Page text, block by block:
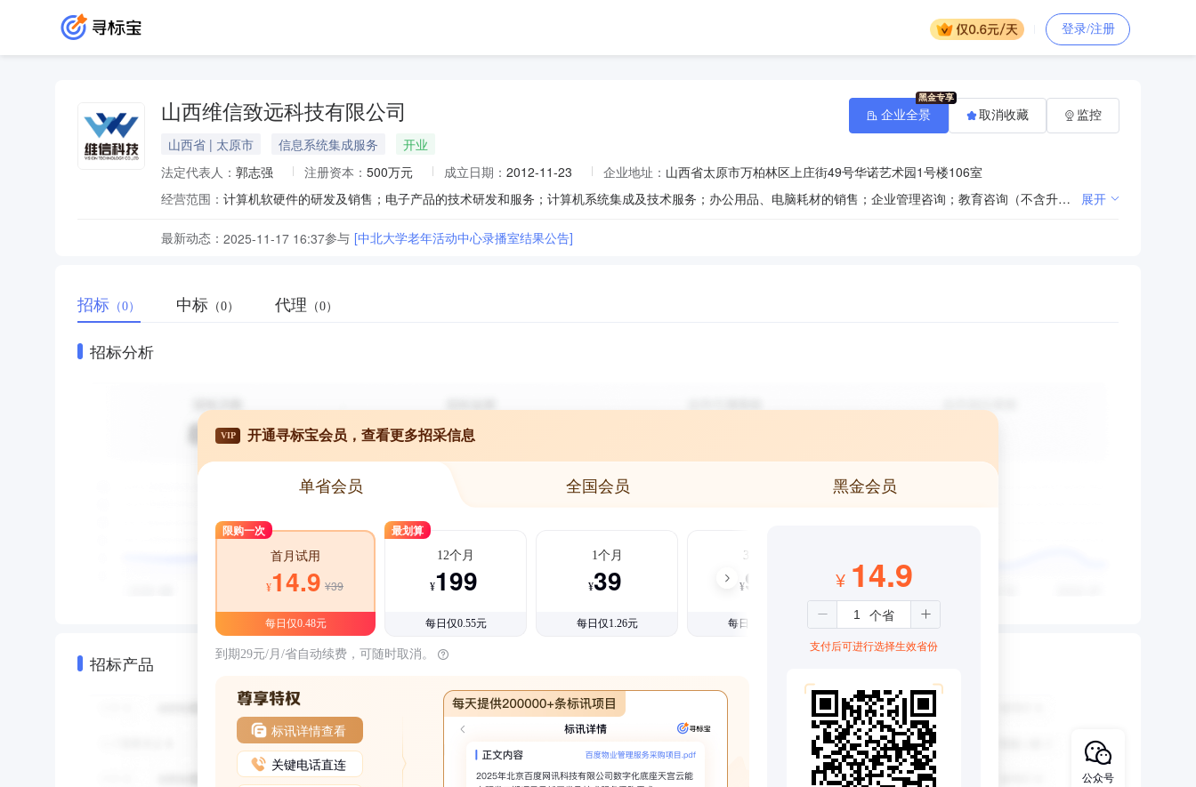
登录/注册
山西维信致远科技有限公司
山西省 | 太原市 信息系统集成服务
开业
法定代表人： 郭志强 注册资本： 500万元 成立日期： 2012-11-23 企业地址： 山西省太原市万柏林区上庄街49号华诺艺术园1号楼106室
经营范围：
计算机软硬件的研发及销售；电子产品的技术研发和服务；计算机系统集成及技术服务；办公用品、电脑耗材的销售；企业管理咨询；教育咨询（不含升学培训、职业技能培训）。（依法须经批准的项目，经相关部门批准后方可开展经营活动）*** 展开
最新动态： 2025-11-17 16:37参与 [中北大学老年活动中心录播室结果公告]
企业全景 取消收藏 监控
招标 （0） 中标 （0） 代理 （0）
招标分析
招标产品
VIP 开通寻标宝会员，查看更多招采信息
单省会员 全国会员 黑金会员
限购一次
首月试用
¥14.9 ¥39
每日仅0.48元
最划算
12个月
¥199
每日仅0.55元
1个月
¥39
每日仅1.26元
3个月
¥99
每日仅1.08元
到期29元/月/省自动续费，可随时取消。
标讯详情查看
关键电话直连
¥ 14.9
支付后可进行选择生效省份
公众号